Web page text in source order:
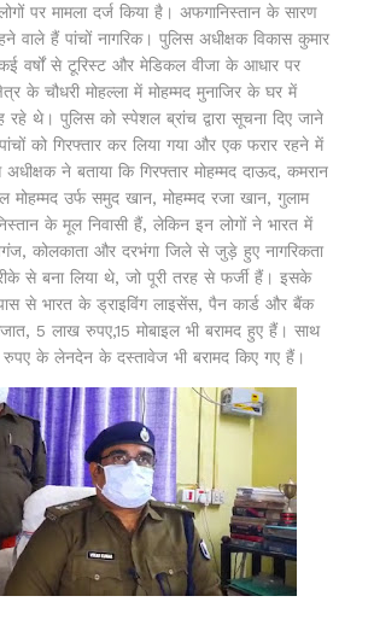
पर मामला दर्ज किया है। अफगानिस्तान के सारण
वाले हैं पांचों नागरिक। पुलिस अधीक्षक विकास कुमार
वर्षों से टूरिस्ट और मेडिकल वीजा के आधार पर
के चौधरी मोहल्ला में मोहम्मद मुनाजिर के घर में
रहे थे। पुलिस को स्पेशल ब्रांच द्वारा सूचना दिए जाने
को गिरफ्तार कर लिया गया और एक फरार रहने में
ने बताया कि गिरफ्तार मोहम्मद दाऊद, कमरान
मोहम्मद उर्फ समुद खान, मोहम्मद रजा खान, गुलाम
के मूल निवासी हैं, लेकिन इन लोगों ने भारत में
कोलकाता और दरभंगा जिले से जुड़े हुए नागरिकता
से बना लिया थे, जो पूरी तरह से फर्जी हैं। इसके
से भारत के ड्राइविंग लाइसेंस, पैन कार्ड और बैंक
5 लाख रुपए,15 मोबाइल भी बरामद हुए हैं। साथ
के लेनदेन के दस्तावेज भी बरामद किए गए हैं।